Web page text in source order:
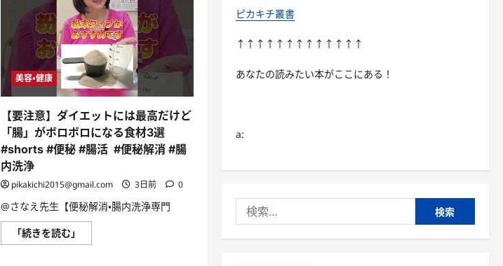
美容・健康
【要注意】ダイエットには最高だけど
「腸」がボロボロになる食材3選
#shorts #便秘 #腸活 #便秘解消 #腸
内洗浄
pikakichi2015@gmail.com 3日前 0
@さなえ先生【便秘解消・腸内洗浄専門
「続きを読む」
注
ピカキチ叢書
↑↑↑↑↑↑↑↑↑↑↑↑↑
あなたの読みたい本がここにある！
a:
索: